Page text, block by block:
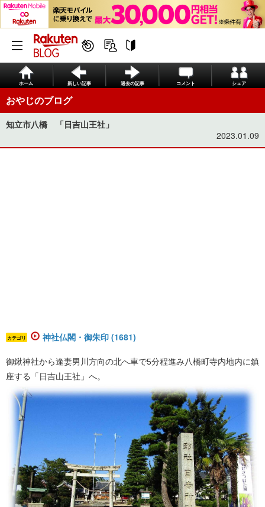
ホーム 新しい記事 過去の記事 コメント シェア
おやじのブログ
知立市八橋 「日吉山王社」
2023.01.09
カテゴリ 神社仏閣・御朱印 (1681)
御鍬神社から逢妻男川方向の北へ車で5分程進み八橋町寺内地内に鎮
座する「日吉山王社」へ。